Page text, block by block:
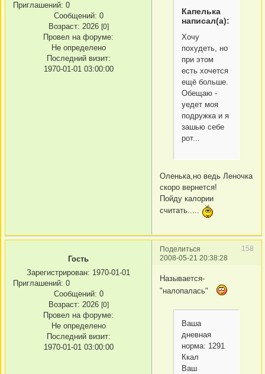
Приглашений: 0
Сообщений: 0
Возраст: 2026 [0]
Провел на форуме:
Не определено
Последний визит:
1970-01-01 03:00:00
Капелька
написал(а):
Хочу
похудеть, но
при этом
есть хочется
ещё больше.
Обещаю -
уедет моя
подружка и я
зашью себе
рот...
Оленька,но ведь Леночка
скоро вернется!
Пойду калории
считать.....
Поделиться
158
2008-05-21 20:38:28
Гость
Зарегистрирован: 1970-01-01
Приглашений: 0
Сообщений: 0
Возраст: 2026 [0]
Провел на форуме:
Не определено
Последний визит:
1970-01-01 03:00:00
Называется-
"налопалась"
Ваша
дневная
норма: 1291
Ккал
Ваш